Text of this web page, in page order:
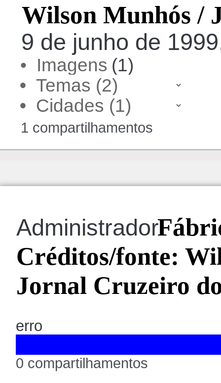
Wilson Munhós /
9 de junho de
• Imagens(1)
•
•
1 compartilhamentos
Administrador
Créditos/fonte:
Jornal Cruzeiro
erro
0 compartilhamentos